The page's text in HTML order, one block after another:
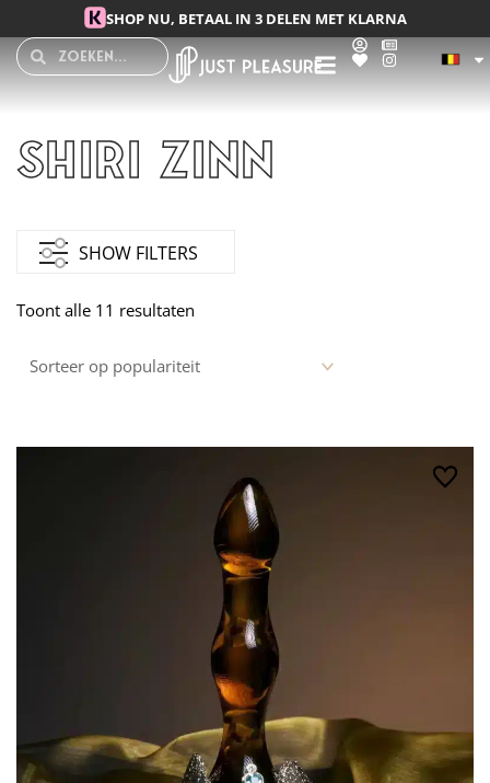
naar
SHOP NU, BETAAL IN 3 DELEN MET KLARNA
SearchSearch
Shiri Zinn
SHOW FILTERS
Toont alle 11 resultaten
populariteit